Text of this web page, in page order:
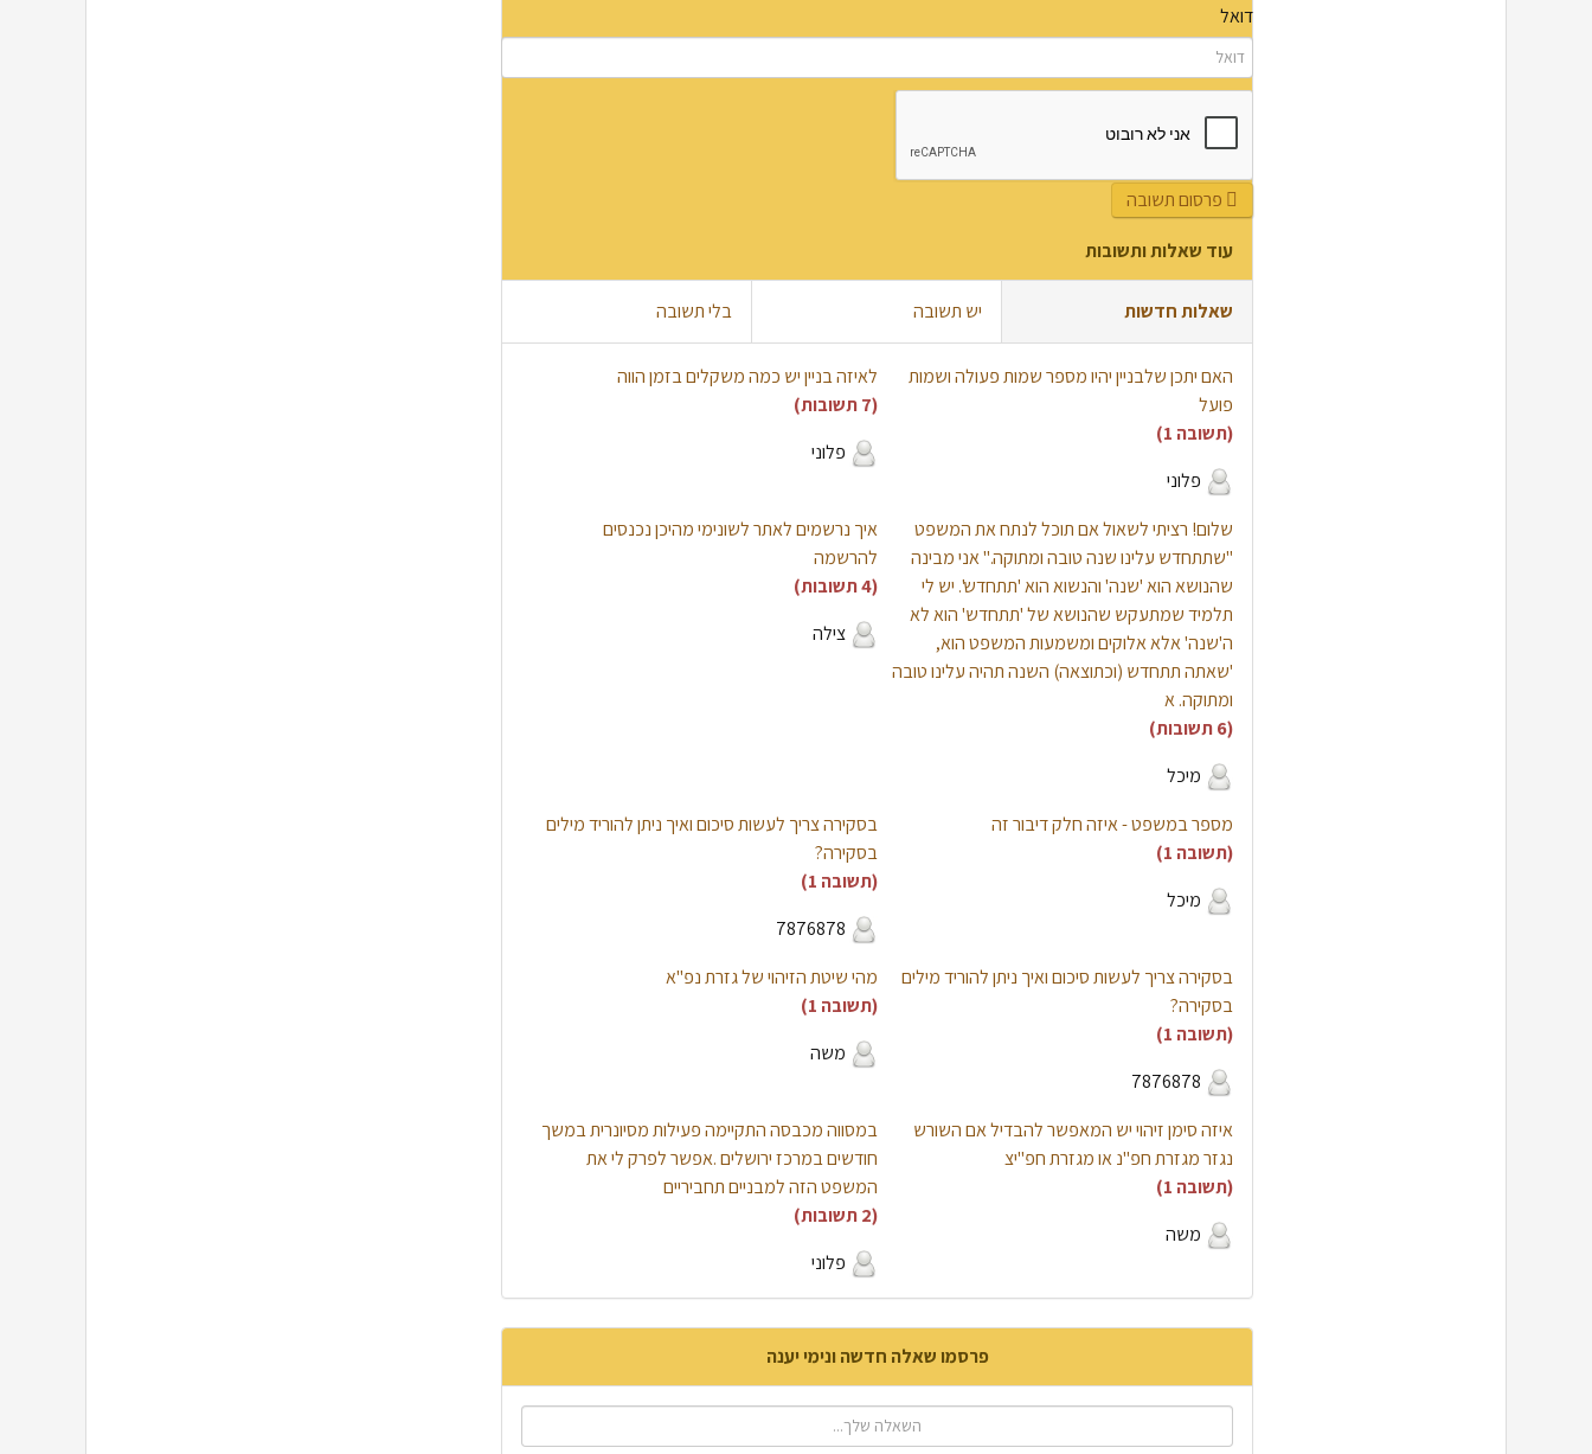
דואל
פרסום תשובה
עוד שאלות ותשובות
שאלות חדשות יש תשובה בלי תשובה
האם יתכן שלבניין יהיו מספר שמות פעולה ושמות
פועל
(תשובה 1)
פלוני
לאיזה בניין יש כמה משקלים בזמן הווה
(7 תשובות)
פלוני
שלום! רציתי לשאול אם תוכל לנתח את המשפט
"שתתחדש עלינו שנה טובה ומתוקה." אני מבינה
שהנושא הוא 'שנה' והנשוא הוא 'תתחדש'. יש לי
תלמיד שמתעקש שהנושא של 'תתחדש' הוא לא
ה'שנה' אלא אלוקים ומשמעות המשפט הוא,
'שאתה תתחדש (וכתוצאה) השנה תהיה עלינו טובה
ומתוקה. א
(6 תשובות)
מיכל
איך נרשמים לאתר לשונימי מהיכן נכנסים
להרשמה
(4 תשובות)
צילה
מספר במשפט - איזה חלק דיבור זה
(תשובה 1)
מיכל
בסקירה צריך לעשות סיכום ואיך ניתן להוריד מילים
בסקירה?
(תשובה 1)
7876878
בסקירה צריך לעשות סיכום ואיך ניתן להוריד מילים
בסקירה?
(תשובה 1)
7876878
מהי שיטת הזיהוי של גזרת נפ"א
(תשובה 1)
משה
איזה סימן זיהוי יש המאפשר להבדיל אם השורש
נגזר מגזרת חפ"נ או מגזרת חפ"יצ
(תשובה 1)
משה
במסווה מכבסה התקיימה פעילות מסיונרית במשך
חודשים במרכז ירושלים .אפשר לפרק לי את
המשפט הזה למבניים תחביריים
(2 תשובות)
פלוני
פרסמו שאלה חדשה ונימי יענה